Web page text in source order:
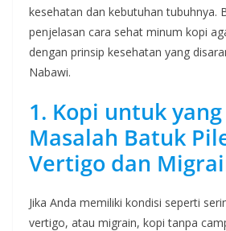
kesehatan dan kebutuhan tubuhnya.
penjelasan cara sehat minum kopi
dengan prinsip kesehatan yang
Nabawi.
1. Kopi untuk
Masalah Batuk
Vertigo dan
Jika Anda memiliki kondisi seperti
vertigo, atau migrain, kopi tanpa